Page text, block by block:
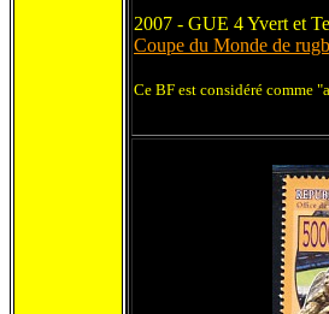
2007 - GUE 4 Yvert et
Coupe du Monde de
Ce BF est considéré comme